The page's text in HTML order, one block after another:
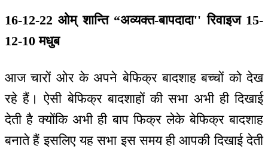
16-12-22 ओम् शान्ति “अव्यक्त-बापदादा'' रिवाइज 15-
12-10 मधुब
आज चारों ओर के अपने बेफिक्र बादशाह बच्चों को देख
रहे हैं। ऐसी बेफिक्र बादशाहों की सभा अभी ही दिखाई
देती है क्योंकि अभी ही बाप फिक्र लेके बेफिक्र बादशाह
बनाते हैं इसलिए यह सभा इस समय ही आपकी दिखाई देती